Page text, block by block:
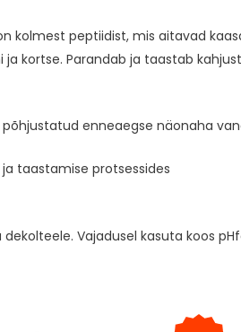
kolmest peptiidist, mis aitavad
kortse. Parandab ja taastab
enneaegse näonaha
taastamise protsessides
Vajadusel kasuta koos